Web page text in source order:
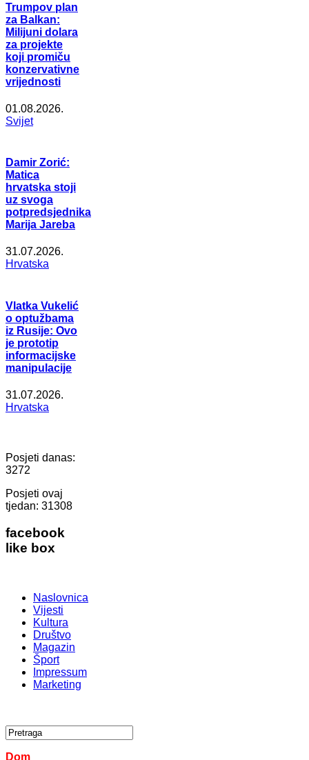
Trumpov plan
za Balkan:
Milijuni dolara
za projekte
koji promiču
konzervativne
vrijednosti
01.08.2026.
Svijet
Damir Zorić:
Matica
hrvatska stoji
uz svoga
potpredsjednika
Marija Jareba
31.07.2026.
Hrvatska
Vlatka Vukelić
o optužbama
iz Rusije: Ovo
je prototip
informacijske
manipulacije
31.07.2026.
Hrvatska
Posjeti danas:
3272
Posjeti ovaj
tjedan: 31308
facebook
like box
Naslovnica
Vijesti
Kultura
Društvo
Magazin
Šport
Impressum
Marketing
Dom